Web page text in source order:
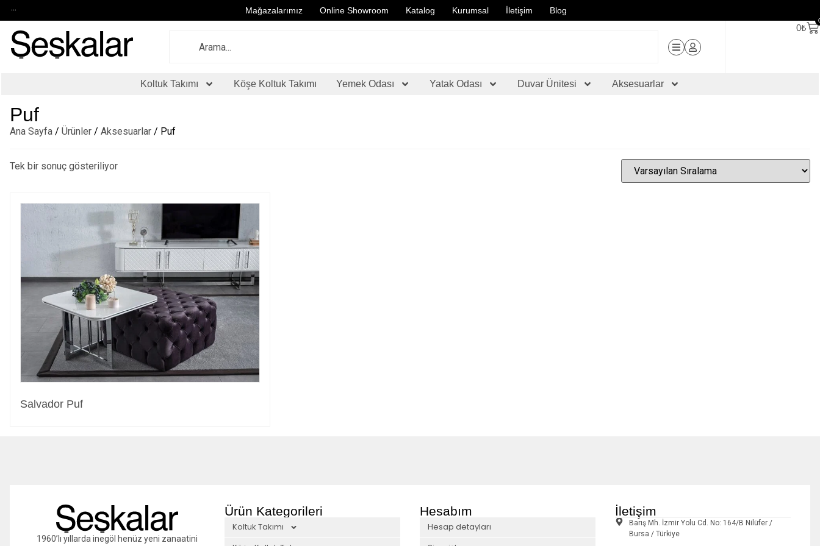
... Mağazalarımız Online Showroom Katalog Kurumsal İletişim Blog
0₺
Koltuk Takımı Köşe Koltuk Takımı Yemek Odası Yatak Odası Duvar Ünitesi Aksesuarlar
Puf
Ana Sayfa / Ürünler / Aksesuarlar / Puf
Tek bir sonuç gösteriliyor
Salvador Puf
1960’lı yıllarda inegöl henüz yeni zanaatini
Ürün Kategorileri
Koltuk Takımı
Hesabım
Hesap detayları
İletişim
Barış Mh. İzmir Yolu Cd. No: 164/B Nilüfer /
Bursa / Türkiye